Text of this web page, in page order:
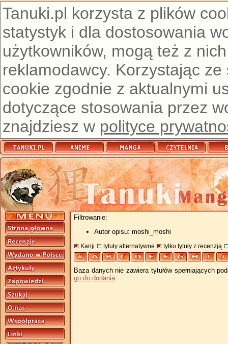
Tanuki.pl korzysta z plików
statystyk i dla dostosowania
użytkowników, mogą też z
reklamodawcy. Korzystając
cookie zgodnie z aktualnymi
dotyczące stosowania przez
znajdziesz w polityce
Filtrowanie:
Autor opisu: moshi_moshi
Kanji tytuły alternatywne tylko tytuły z recenzją
Baza danych nie zawiera tytułów spełniających
go do dodania.